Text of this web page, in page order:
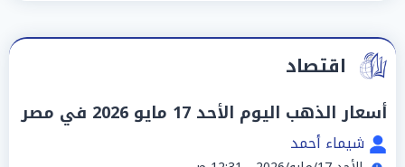
اقتصاد
أسعار الذهب اليوم الأحد 17 مايو 2026 في مصر
شيماء أحمد